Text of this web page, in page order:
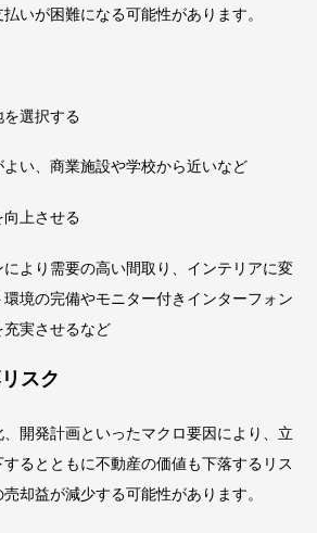
いが困難になる可能性があります。
を選択する
よい、商業施設や学校から近いなど
向上させる
により需要の高い間取り、インテリアに変
境の完備やモニター付きインターフォン
実させるなど
スク
開発計画といったマクロ要因により、立
るとともに不動産の価値も下落するリス
却益が減少する可能性があります。